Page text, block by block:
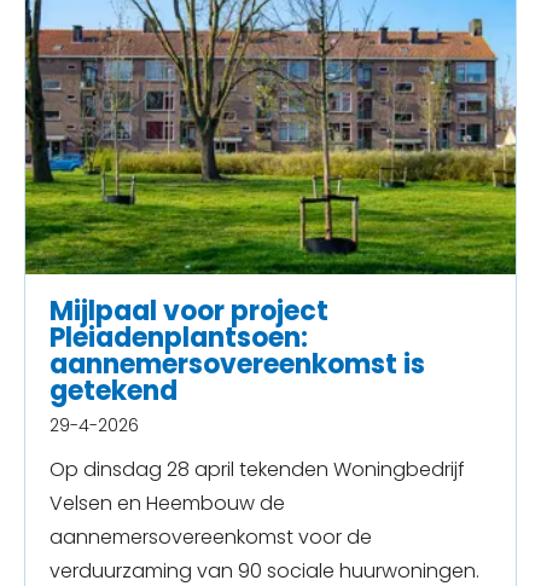
Mijlpaal voor project
Pleiadenplantsoen:
aannemersovereenkomst is
getekend
29-4-2026
Op dinsdag 28 april tekenden Woningbedrijf
Velsen en Heembouw de
aannemersovereenkomst voor de
verduurzaming van 90 sociale huurwoningen.